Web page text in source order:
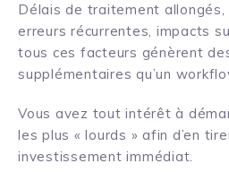
Délais de traitement
erreurs récurrentes, impacts
tous ces facteurs génèrent
supplémentaires qu’un
Vous avez tout intérêt à
les plus « lourds » afin d’en
investissement immédiat.